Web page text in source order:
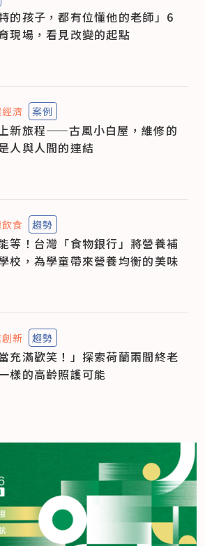
的孩子，都有位懂他的老師」6
現場，看見改變的起點
濟 案例
新旅程——古風小白屋，維修的
人與人間的連結
食 趨勢
等！台灣「食物銀行」將營養補
校，為學童帶來營養均衡的美味
新 趨勢
充滿歡笑！」探索荷蘭兩間終老
樣的高齡照護可能